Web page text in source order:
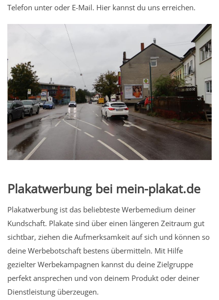
Telefon unter oder E-Mail. Hier kannst du uns erreichen.
Plakatwerbung bei mein-plakat.de
Plakatwerbung ist das beliebteste Werbemedium deiner
Kundschaft. Plakate sind über einen längeren Zeitraum gut
sichtbar, ziehen die Aufmerksamkeit auf sich und können so
deine Werbebotschaft bestens übermitteln. Mit Hilfe
gezielter Werbekampagnen kannst du deine Zielgruppe
perfekt ansprechen und von deinem Produkt oder deiner
Dienstleistung überzeugen.